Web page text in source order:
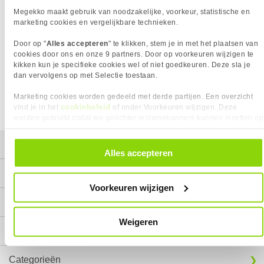
Megekko maakt gebruik van noodzakelijke, voorkeur, statistische en
marketing cookies en vergelijkbare technieken.
Door op "Alles accepteren" te klikken, stem je in met het plaatsen van
cookies door ons en onze 9 partners. Door op voorkeuren wijzigen te
kikken kun je specifieke cookies wel of niet goedkeuren. Deze sla je
dan vervolgens op met Selectie toestaan.
Marketing cookies worden gedeeld met derde partijen. Een overzicht
vind je in het cookiebeleid of onder Voorkeuren wijzigen. Deze
alle cookies. Je kunt je gegeven toestemming altijd intrekken, dit doe je
door in de footer van onze website te klikken op ‘Cookievoorkeuren’
Alles accepteren
Voorkeuren wijzigen
Weigeren
is
Klik bovenaan op 'kies categorie' om naar een
productcategorie te gaan of gebruik de zoekfunctie.
Service
Contact
Categorieën